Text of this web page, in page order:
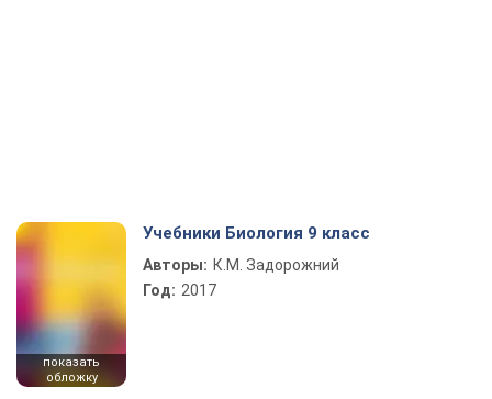
показать
обложку
Учебники Биология 9 класс
Авторы: К.М. Задорожний
Год: 2017